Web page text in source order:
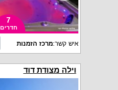
7
חדרים
איש קשר:מרכז הזמנות
וילה מצודת דוד